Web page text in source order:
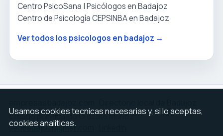
Centro PsicoSana | Psicólogos en Badajoz
Centro de Psicología CEPSINBA en Badajoz
Ver todos los psicologos en badajoz →
Creado por Ricardo Cruzate Muñoz ·
seobadajoz@gmail.com
Usamos cookies tecnicas necesarias y, si lo aceptas,
cookies analiticas.